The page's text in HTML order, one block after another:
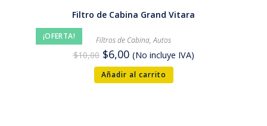
¡OFERTA!
Filtro de Cabina Grand Vitara
Filtros de Cabina,Autos
$10,00 $6,00 (No incluye IVA)
Añadir al carrito